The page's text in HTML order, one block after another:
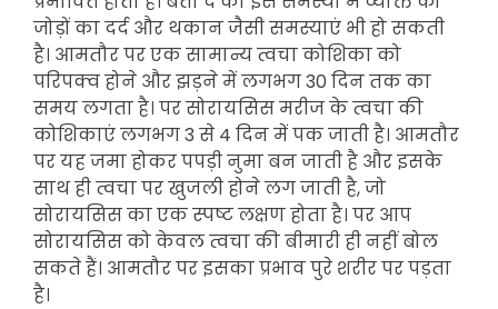
जोड़ों का दर्द और थकान जैसी समस्याएं भी हो सकती
है। आमतौर पर एक सामान्य त्वचा कोशिका को
परिपक्व होने और झड़ने में लगभग 30 दिन तक का
समय लगता है। पर सोरायसिस मरीज के त्वचा की
कोशिकाएं लगभग 3 से 4 दिन में पक जाती है। आमतौर
पर यह जमा होकर पपड़ी नुमा बन जाती है और इसके
साथ ही त्वचा पर खुजली होने लग जाती है, जो
सोरायसिस का एक स्पष्ट लक्षण होता है। पर आप
सोरायसिस को केवल त्वचा की बीमारी ही नहीं बोल
सकते हैं। आमतौर पर इसका प्रभाव पुरे शरीर पर पड़ता
है।